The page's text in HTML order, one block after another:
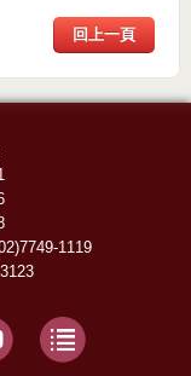
回上一頁
1119